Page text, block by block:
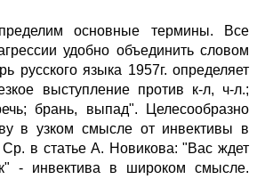
основные термины. Все
удобно объединить словом
русского языка 1957г. определяет
выступление против к-л, ч-л.;
брань, выпад". Целесообразно
в узком смысле от инвективы в
в статье А. Новикова: "Вас ждет
- инвектива в широком смысле.